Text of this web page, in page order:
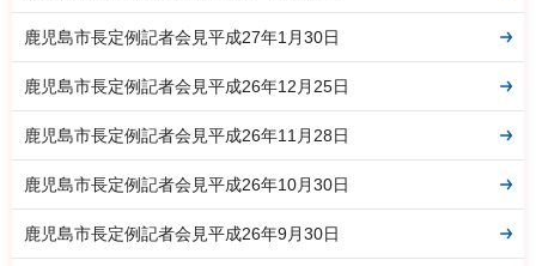
鹿児島市長定例記者会見平成27年1月30日
鹿児島市長定例記者会見平成26年12月25日
鹿児島市長定例記者会見平成26年11月28日
鹿児島市長定例記者会見平成26年10月30日
鹿児島市長定例記者会見平成26年9月30日